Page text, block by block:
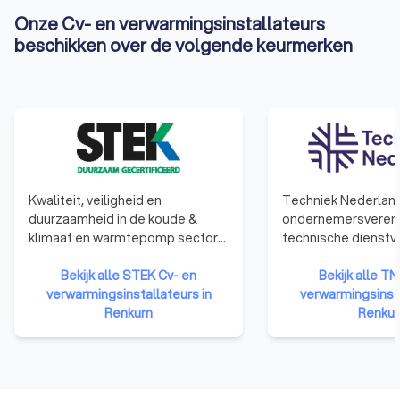
Onze Cv- en verwarmingsinstallateurs
beschikken over de volgende keurmerken
Kwaliteit, veiligheid en
duurzaamheid in de koude &
klimaat en warmtepomp sector
1992 maken wij ons sterk om
(in)directe emissies in de
koudetechniek terug te dringen.
Bekijk alle STEK Cv- en
verwarmingsinstallateurs in
Renkum
Techniek
technische
technische
werken continu
verbeteren van
Bekijk alle